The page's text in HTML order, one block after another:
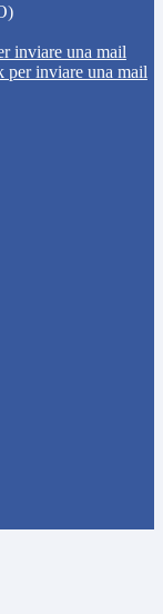
inviare una mail
per inviare una mail